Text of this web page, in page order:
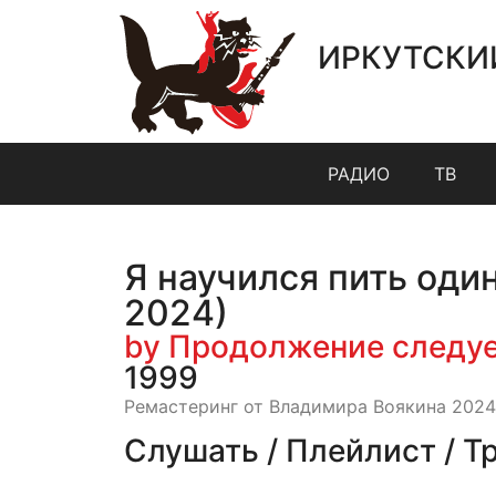
РАДИО ТВ
Я научился пить
2024)
by Продолжение
1999
Ремастеринг от Владимира Воякина
Слушать / Плейлист /